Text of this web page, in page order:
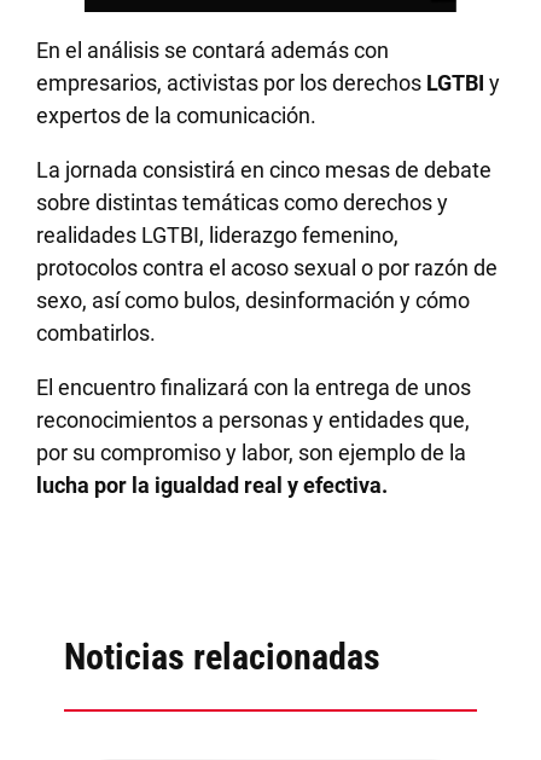
En el análisis se contará además con
empresarios, activistas por los derechos LGTBI y
expertos de la comunicación.
La jornada consistirá en cinco mesas de debate
sobre distintas temáticas como derechos y
realidades LGTBI, liderazgo femenino,
protocolos contra el acoso sexual o por razón de
sexo, así como bulos, desinformación y cómo
combatirlos.
El encuentro finalizará con la entrega de unos
reconocimientos a personas y entidades que,
por su compromiso y labor, son ejemplo de la
lucha por la igualdad real y efectiva.
Noticias relacionadas